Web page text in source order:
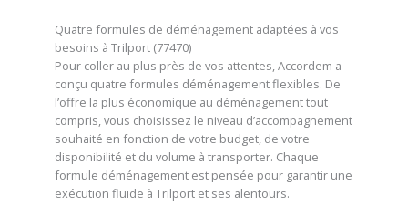
Quatre formules de déménagement adaptées à vos
besoins à Trilport (77470)
Pour coller au plus près de vos attentes, Accordem a
conçu quatre formules déménagement flexibles. De
l’offre la plus économique au déménagement tout
compris, vous choisissez le niveau d’accompagnement
souhaité en fonction de votre budget, de votre
disponibilité et du volume à transporter. Chaque
formule déménagement est pensée pour garantir une
exécution fluide à Trilport et ses alentours.